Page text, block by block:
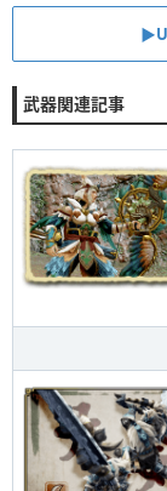
武器関連記事